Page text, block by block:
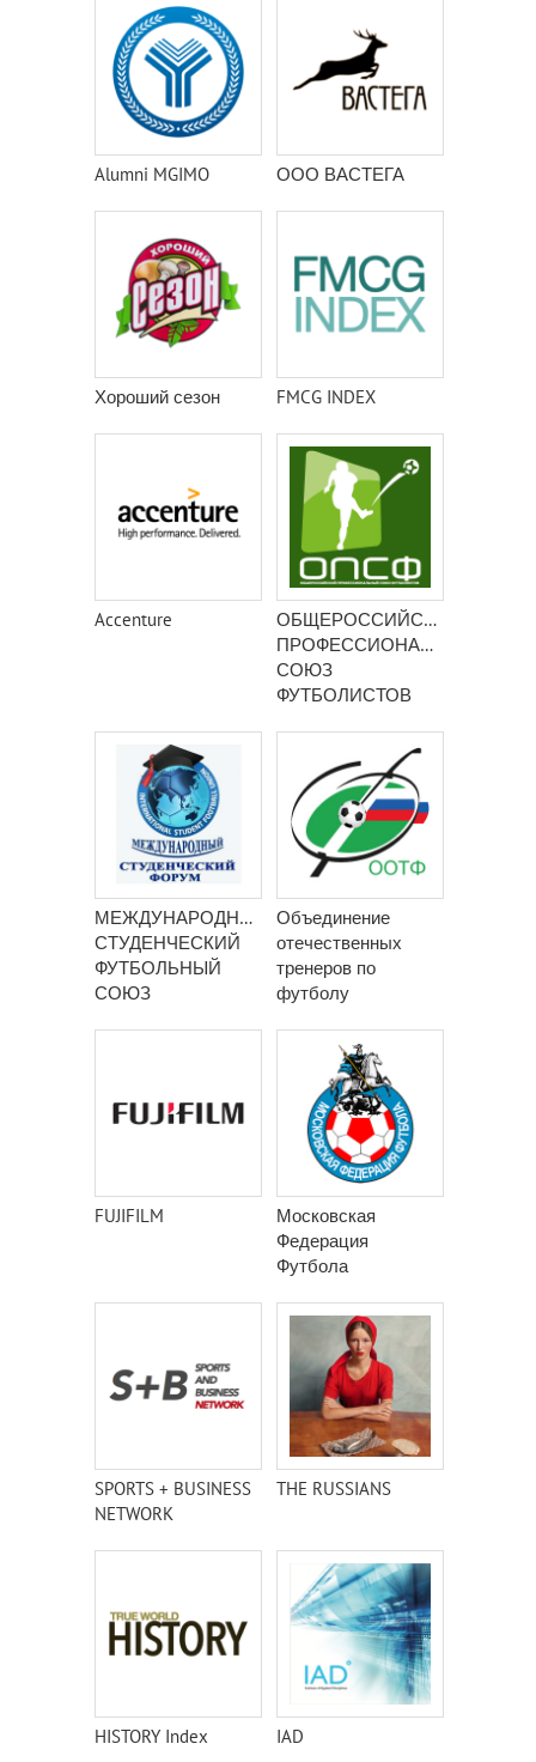
Alumni MGIMO ООО ВАСТЕГА
Хороший сезон FMCG INDEX
Accenture
ОБЩЕРОССИЙСКИЙ
ПРОФЕССИОНАЛЬНЫЙ
СОЮЗ
ФУТБОЛИСТОВ
МЕЖДУНАРОДНЫЙ
СТУДЕНЧЕСКИЙ
ФУТБОЛЬНЫЙ
СОЮЗ
Объединение
отечественных
тренеров по
футболу
FUJIFILM
Московская
Федерация
Футбола
SPORTS + BUSINESS
NETWORK
THE RUSSIANS
HISTORY Index IAD